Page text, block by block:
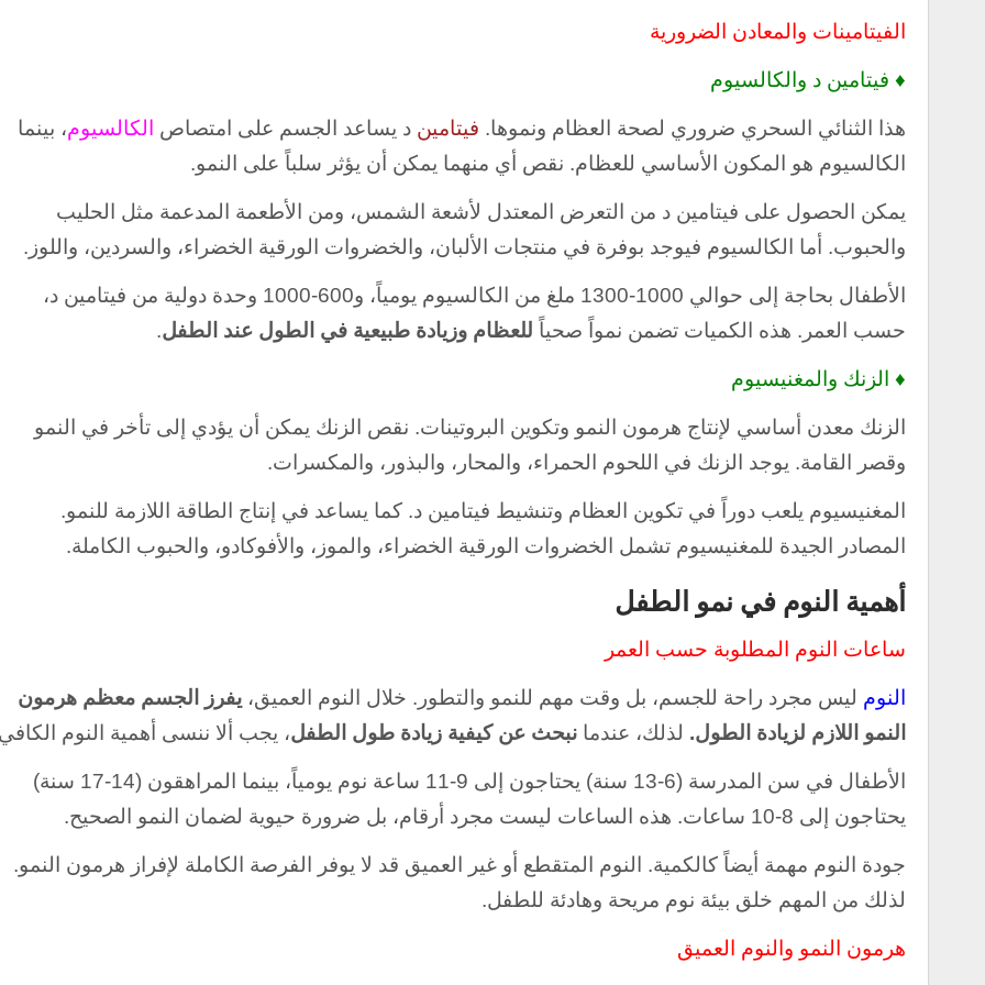
الفيتامينات والمعادن الضرورية
♦ فيتامين د والكالسيوم
هذا الثنائي السحري ضروري لصحة العظام ونموها. فيتامين د يساعد الجسم على امتصاص الكالسيوم، بينما
الكالسيوم هو المكون الأساسي للعظام. نقص أي منهما يمكن أن يؤثر سلباً على النمو.
يمكن الحصول على فيتامين د من التعرض المعتدل لأشعة الشمس، ومن الأطعمة المدعمة مثل الحليب
والحبوب. أما الكالسيوم فيوجد بوفرة في منتجات الألبان، والخضروات الورقية الخضراء، والسردين، واللوز.
الأطفال بحاجة إلى حوالي 1000-1300 ملغ من الكالسيوم يومياً، و600-1000 وحدة دولية من فيتامين د،
حسب العمر. هذه الكميات تضمن نمواً صحياً للعظام وزيادة طبيعية في الطول عند الطفل.
♦ الزنك والمغنيسيوم
الزنك معدن أساسي لإنتاج هرمون النمو وتكوين البروتينات. نقص الزنك يمكن أن يؤدي إلى تأخر في النمو
وقصر القامة. يوجد الزنك في اللحوم الحمراء، والمحار، والبذور، والمكسرات.
المغنيسيوم يلعب دوراً في تكوين العظام وتنشيط فيتامين د. كما يساعد في إنتاج الطاقة اللازمة للنمو.
المصادر الجيدة للمغنيسيوم تشمل الخضروات الورقية الخضراء، والموز، والأفوكادو، والحبوب الكاملة.
أهمية النوم في نمو الطفل
ساعات النوم المطلوبة حسب العمر
النوم ليس مجرد راحة للجسم، بل وقت مهم للنمو والتطور. خلال النوم العميق، يفرز الجسم معظم هرمون
النمو اللازم لزيادة الطول. لذلك، عندما نبحث عن كيفية زيادة طول الطفل، يجب ألا ننسى أهمية النوم
الأطفال في سن المدرسة (6-13 سنة) يحتاجون إلى 9-11 ساعة نوم يومياً، بينما المراهقون (14-17 سنة)
يحتاجون إلى 8-10 ساعات. هذه الساعات ليست مجرد أرقام، بل ضرورة حيوية لضمان النمو الصحيح.
جودة النوم مهمة أيضاً كالكمية. النوم المتقطع أو غير العميق قد لا يوفر الفرصة الكاملة لإفراز هرمون النمو.
لذلك من المهم خلق بيئة نوم مريحة وهادئة للطفل.
هرمون النمو والنوم العميق